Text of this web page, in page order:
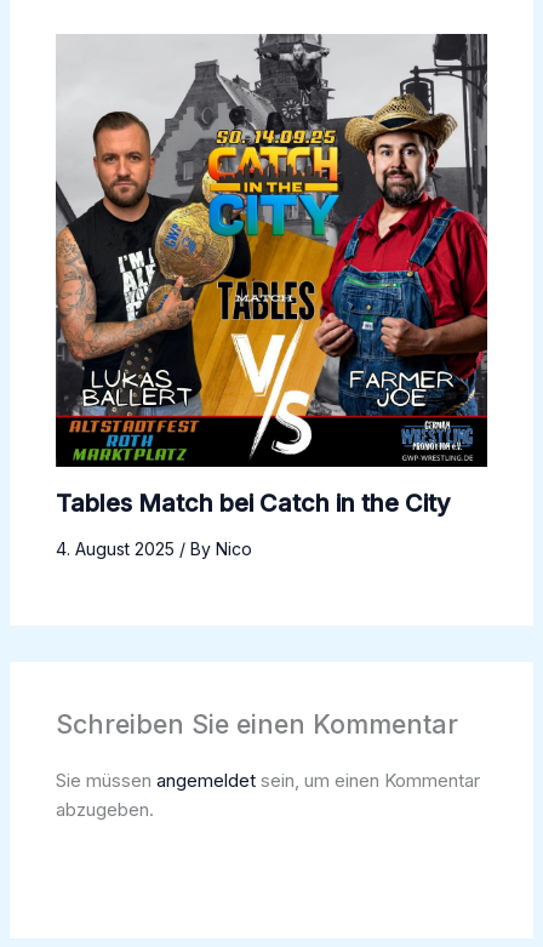
Tables Match bei Catch in the City
4. August 2025 / By Nico
Schreiben Sie einen Kommentar
Sie müssen angemeldetsein, um einen Kommentar
abzugeben.